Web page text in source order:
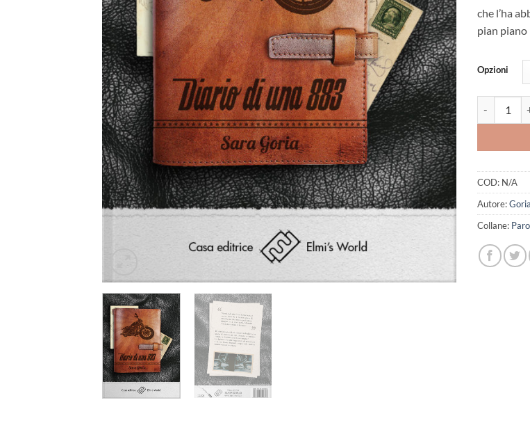
che l’ha
pian piano
Opzioni
COD: N/A
Autore:
Collane: